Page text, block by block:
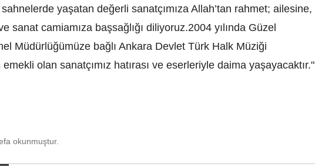
yaşatan değerli sanatçımıza Allah’tan rahmet; ailesine,
sanat camiamıza başsağlığı diliyoruz.2004 yılında Güzel
Müdürlüğümüze bağlı Ankara Devlet Türk Halk Müziği
emekli olan sanatçımız hatırası ve eserleriyle daima yaşayacaktır."
okunmuştur.